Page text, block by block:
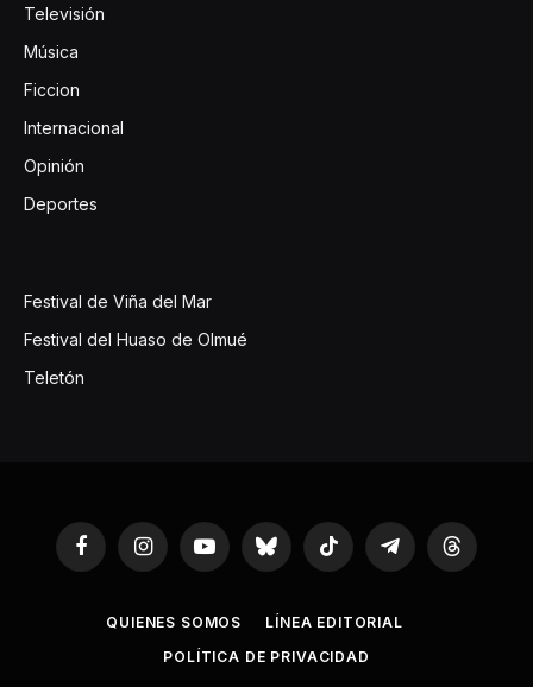
Televisión
Música
Ficcion
Internacional
Opinión
Deportes
Festival de Viña del Mar
Festival del Huaso de Olmué
Teletón
FacebookInstagramYouTubeBluesky TikTok TelegramThreads
QUIENES SOMOS
LÍNEA EDITORIAL
POLÍTICA DE PRIVACIDAD